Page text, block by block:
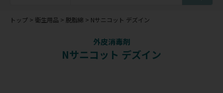
トップ 衛生用品 脱脂綿 Nサニコット デズイン
外皮消毒剤
Nサニコット デズイン